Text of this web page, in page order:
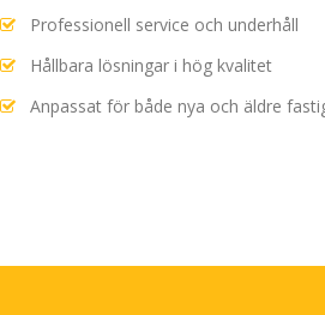
Professionell service och underhåll
Hållbara lösningar i hög kvalitet
Anpassat för både nya och äldre